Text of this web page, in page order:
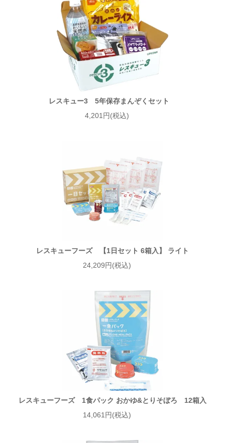
レスキュー3 5年保存まんぞくセット
4,201円(税込)
レスキューフーズ 【1日セット 6箱入】 ライト
24,209円(税込)
レスキューフーズ 1食パック おかゆ&とりそぼろ 12箱入
14,061円(税込)